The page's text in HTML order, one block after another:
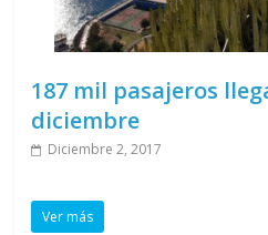
187 mil pasajeros
diciembre
Diciembre 2, 2017
Ver más